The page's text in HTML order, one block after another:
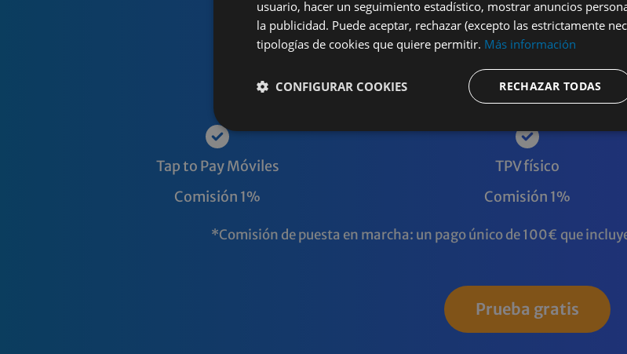
NO PAGUES CUOTAS MENSUAL, PAGA
Tap to Pay Móviles
Comisión 1%
TPV físico
Comisión 1%
*Comisión de puesta en marcha: un pago único de 100€ que
Prueba gratis
usuario, hacer un seguimiento estadístico, mostrar anuncios
la publicidad. Puede aceptar, rechazar (excepto las estrictamente
tipologías de cookies que quiere permitir. Más información
RECHAZAR TODAS
CONFIGURAR COOKIES